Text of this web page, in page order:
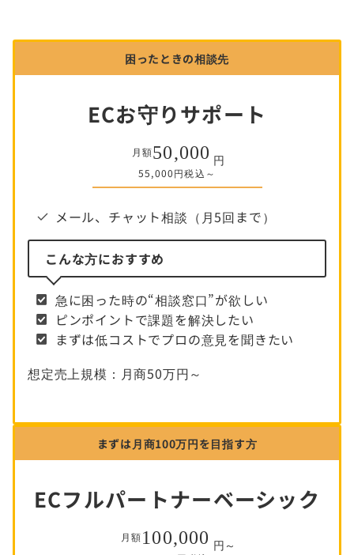
困ったときの相談先
ECお守りサポート
月額50,000 円
55,000円税込～
メール、チャット相談（月5回まで）
こんな方におすすめ
急に困った時の“相談窓口”が欲しい
ピンポイントで課題を解決したい
まずは低コストでプロの意見を聞きたい
想定売上規模：月商50万円～
まずは月商100万円を目指す方
ECフルパートナーベーシック
月額 100,000 円～